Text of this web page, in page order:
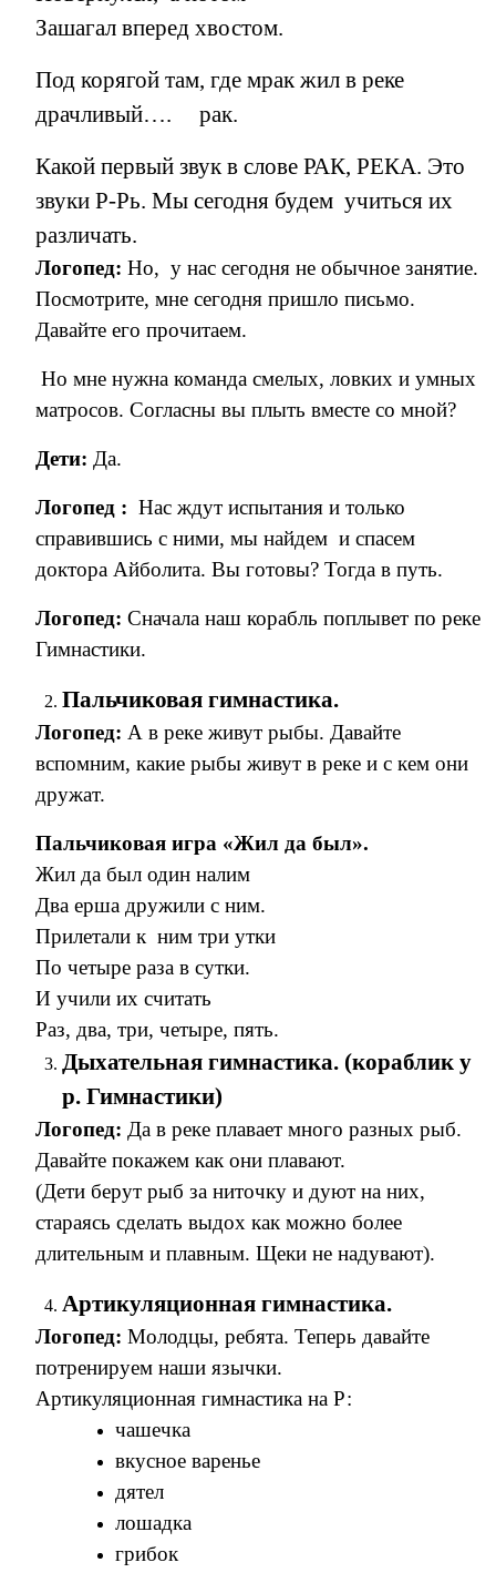
Зашагал вперед хвостом.
Под корягой там, где мрак жил в реке
драчливый…. рак.
Какой первый звук в слове РАК, РЕКА. Это
звуки Р-Рь. Мы сегодня будем учиться их
различать.
Логопед: Но, у нас сегодня не обычное занятие.
Посмотрите, мне сегодня пришло письмо.
Давайте его прочитаем.
Но мне нужна команда смелых, ловких и умных
матросов. Согласны вы плыть вместе со мной?
Дети: Да.
Логопед : Нас ждут испытания и только
справившись с ними, мы найдем и спасем
доктора Айболита. Вы готовы? Тогда в путь.
Логопед: Сначала наш корабль поплывет по реке
Гимнастики.
Пальчиковая гимнастика.
Логопед: А в реке живут рыбы. Давайте
вспомним, какие рыбы живут в реке и с кем они
дружат.
Пальчиковая игра «Жил да был».
Жил да был один налим
Два ерша дружили с ним.
Прилетали к ним три утки
По четыре раза в сутки.
И учили их считать
Раз, два, три, четыре, пять.
Дыхательная гимнастика. (кораблик у
р. Гимнастики)
Логопед: Да в реке плавает много разных рыб.
Давайте покажем как они плавают.
(Дети берут рыб за ниточку и дуют на них,
стараясь сделать выдох как можно более
длительным и плавным. Щеки не надувают).
Артикуляционная гимнастика.
Логопед: Молодцы, ребята. Теперь давайте
потренируем наши язычки.
Артикуляционная гимнастика на Р:
чашечка
вкусное варенье
дятел
лошадка
грибок